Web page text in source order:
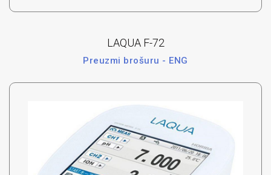
LAQUA F-72
Preuzmi brošuru - ENG